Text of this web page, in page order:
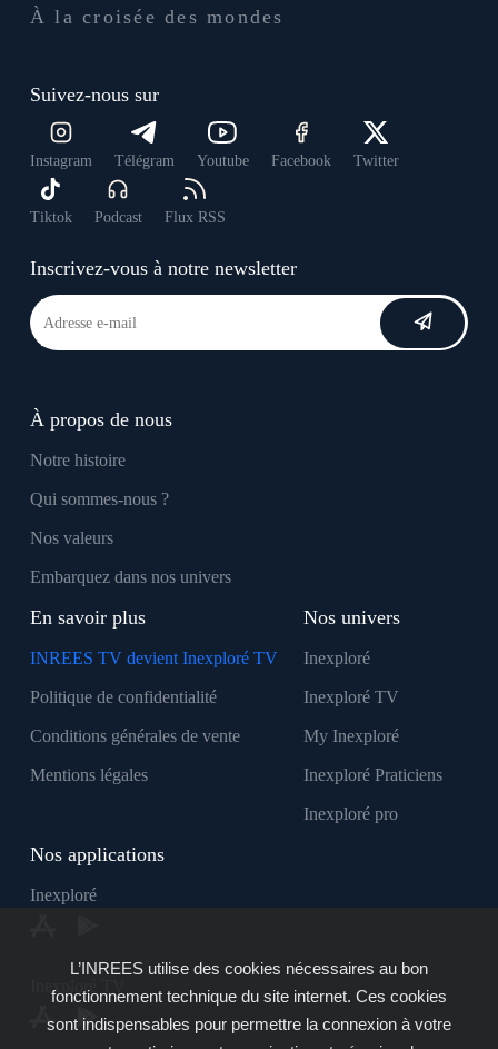
À la croisée des mondes
Suivez-nous sur
Instagram Télégram Youtube Facebook Twitter
Tiktok Podcast Flux RSS
Inscrivez-vous à notre newsletter
À propos de nous
Notre histoire
Qui sommes-nous ?
Nos valeurs
Embarquez dans nos univers
En savoir plus
INREES TV devient Inexploré TV
Politique de confidentialité
Conditions générales de vente
Mentions légales
Nos univers
Inexploré
Inexploré TV
My Inexploré
Inexploré Praticiens
Inexploré pro
Nos applications
Inexploré
Inexploré TV
L’INREES utilise des cookies nécessaires au bon
fonctionnement technique du site internet. Ces cookies
sont indispensables pour permettre la connexion à votre